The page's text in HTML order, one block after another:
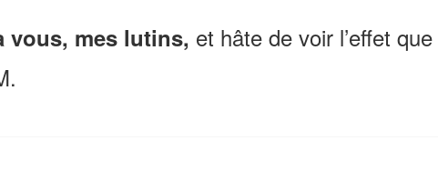
vous, mes lutins, et hâte de voir l’effet